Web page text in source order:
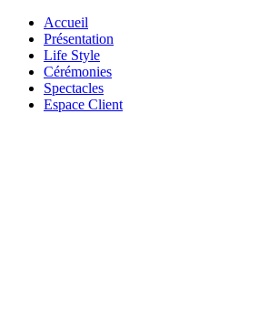
Accueil
Présentation
Life Style
Cérémonies
Spectacles
Espace Client